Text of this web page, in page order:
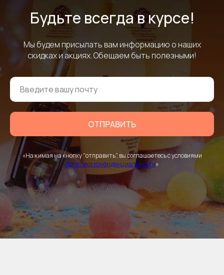
Будьте всегда в курсе!
Мы будем присылать вам информацию о наших
скидках и акциях. Обещаем быть полезными!
ОТПРАВИТЬ
«Нажимая на кнопку "отправить", вы соглашаетесь с условиями
политики конфиденциальности»